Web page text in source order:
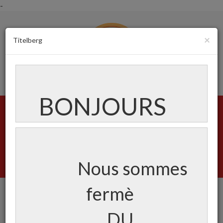
-
Titelberg ×
BONJOURS
Nous sommes
fermè
Menu